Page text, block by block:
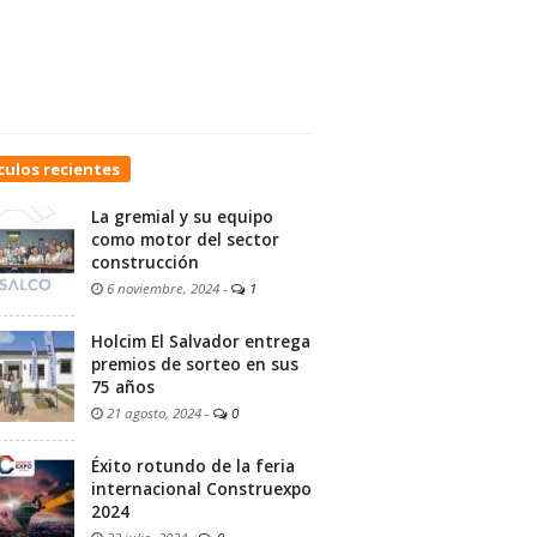
recientes
La gremial y su equipo
como motor del sector
construcción
6 noviembre, 2024 - 1
Holcim El Salvador entrega
premios de sorteo en sus
75 años
21 agosto, 2024 - 0
Éxito rotundo de la feria
internacional Construexpo
2024